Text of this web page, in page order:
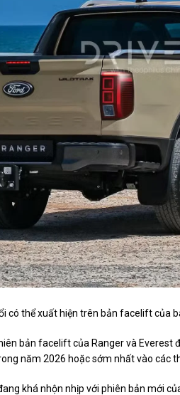
có thể xuất hiện trên bản facelift của
bản facelift của Ranger và Everest
năm 2026 hoặc sớm nhất vào các
khá nhộn nhịp với phiên bản mới